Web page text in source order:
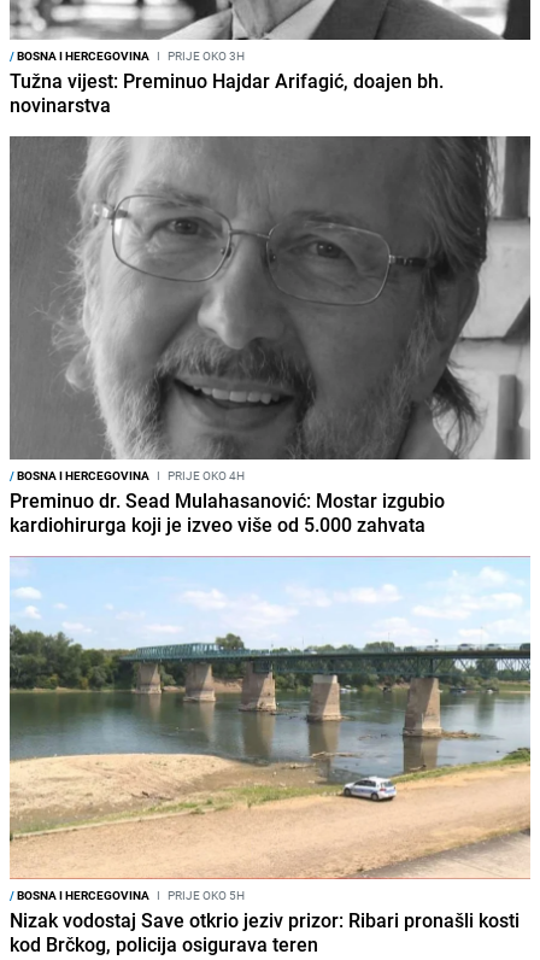
/BOSNA I HERCEGOVINA I PRIJE OKO 3H
Tužna vijest: Preminuo Hajdar Arifagić, doajen bh.
novinarstva
/BOSNA I HERCEGOVINA I PRIJE OKO 4H
Preminuo dr. Sead Mulahasanović: Mostar izgubio
kardiohirurga koji je izveo više od 5.000 zahvata
/BOSNA I HERCEGOVINA I PRIJE OKO 5H
Nizak vodostaj Save otkrio jeziv prizor: Ribari pronašli kosti
kod Brčkog, policija osigurava teren